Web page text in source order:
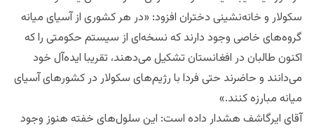
سکولار و خانه‌نشینی دختران افزود: «در هر کشوری از آسیای میانه
گروه‌های خاصی وجود دارند که نسخه‌ای از سیستم حکومتی را که
اکنون طالبان در افغانستان تشکیل می‌دهند، تقریبا ایده‌آل خود
می‌دانند و حاضرند حتی فردا با رژیم‌های سکولار در کشورهای آسیای
میانه مبارزه کنند.»
آقای ایرگاشف هشدار داده است: این سلول‌های خفته هنوز وجود